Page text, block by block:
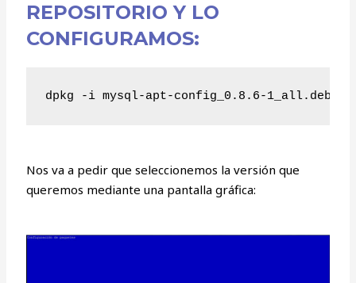
REPOSITORIO Y LO
CONFIGURAMOS:
dpkg -i mysql-apt-config_0.8.6-1_all.deb
Nos va a pedir que seleccionemos la versión que
queremos mediante una pantalla gráfica: